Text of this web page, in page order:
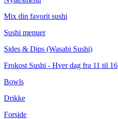
Mix din favorit sushi
Sushi menuer
Sides & Dips (Wasabi Sushi)
Frokost Sushi - Hver dag fra 11 til 16
Bowls
Drikke
Forside